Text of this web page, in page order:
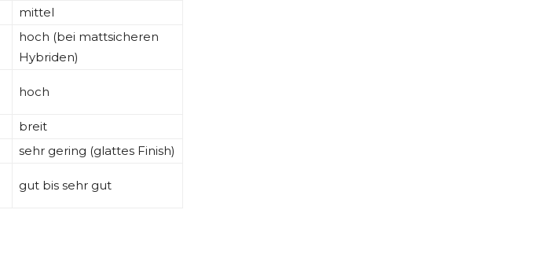
mittel
hoch (bei mattsicheren
Hybriden)
hoch
breit
sehr gering (glattes Finish)
gut bis sehr gut